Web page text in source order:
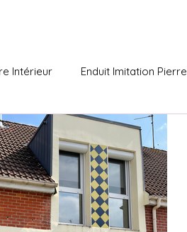
Intérieur Enduit Imitation
ITE Isolation Thermique
Enduit Pierre Intérieur Sculpté